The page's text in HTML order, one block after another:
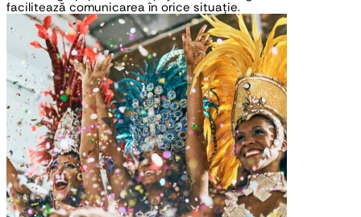
facilitează comunicarea în orice situație.